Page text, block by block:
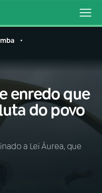
enredo que
do povo
a Lei Àurea, que